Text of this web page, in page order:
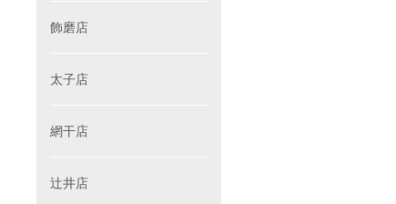
飾磨店
太子店
網干店
辻井店